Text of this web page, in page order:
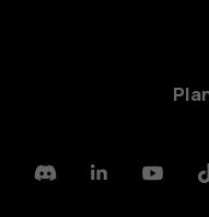
Youtube
Linkedin
Discord